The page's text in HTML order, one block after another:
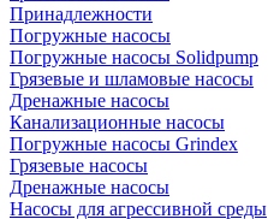
Принадлежности
Погружные насосы
Погружные насосы Solidpump
Грязевые и шламовые насосы
Дренажные насосы
Канализационные насосы
Погружные насосы Grindex
Грязевые насосы
Дренажные насосы
Насосы для агрессивной среды